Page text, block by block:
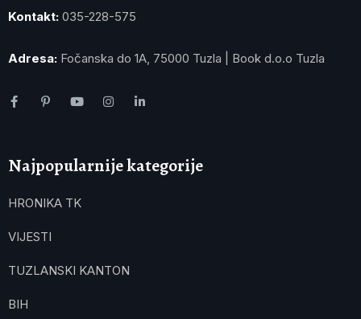
Kontakt: 035-228-575
Adresa: Fočanska do 1A, 75000 Tuzla | Book d.o.o Tuzla
Najpopularnije kategorije
HRONIKA TK
VIJESTI
TUZLANSKI KANTON
BIH